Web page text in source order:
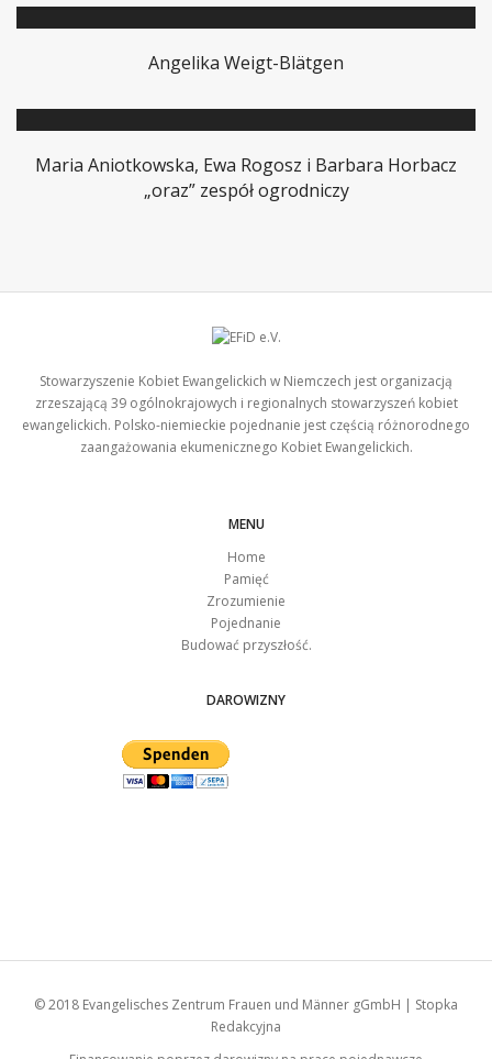
Angelika Weigt-Blätgen
Maria Aniotkowska, Ewa Rogosz i Barbara Horbacz
„oraz” zespół ogrodniczy
Stowarzyszenie Kobiet Ewangelickich w Niemczech jest organizacją
zrzeszającą 39 ogólnokrajowych i regionalnych stowarzyszeń kobiet
ewangelickich. Polsko-niemieckie pojednanie jest częścią różnorodnego
zaangażowania ekumenicznego Kobiet Ewangelickich.
MENU
Home
Pamięć
Zrozumienie
Pojednanie
Budować przyszłość.
DAROWIZNY
© 2018 Evangelisches Zentrum Frauen und Männer gGmbH | Stopka
Redakcyjna